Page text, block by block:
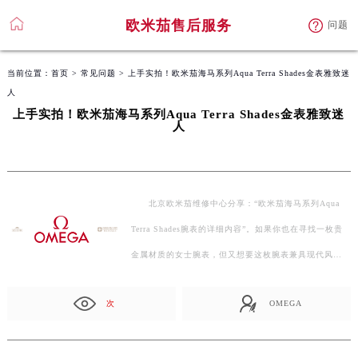
欧米茄售后服务 问题
当前位置： 首页 > 常见问题 > 上手实拍！欧米茄海马系列Aqua Terra Shades金表雅致迷
人
上手实拍！欧米茄海马系列Aqua Terra Shades金表雅致迷
人
北京欧米茄维修中心分享：“欧米茄海马系列Aqua
Terra Shades腕表的详细内容”。如果你也在寻找一枚贵
金属材质的女士腕表，但又想要这枚腕表兼具现代风…
次 OMEGA